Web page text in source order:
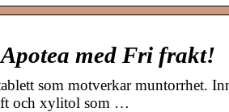
med Fri frakt!
som motverkar muntorrhet.
och xylitol som …